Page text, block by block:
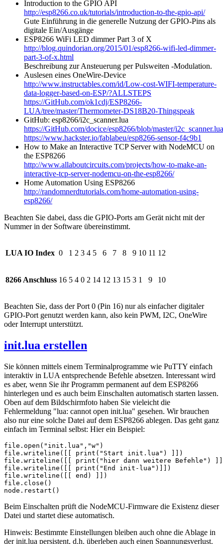
Introduction to the GPIO API
http://esp8266.co.uk/tutorials/introduction-to-the-gpio-api/
Gute Einführung in die generelle Nutzung der GPIO-Pins als
digitale Ein/Ausgänge
ESP8266 WiFi LED dimmer Part 3 of X
http://blog.quindorian.org/2015/01/esp8266-wifi-led-dimmer-
part-3-of-x.html
Beschreibung zur Ansteuerung per Pulsweiten -Modulation.
Auslesen eines OneWire-Device
http://www.instructables.com/id/Low-cost-WIFI-temperature-
data-logger-based-on-ESP/?ALLSTEPS
https://GitHub.com/ok1cdj/ESP8266-
LUA/tree/master/Thermometer-DS18B20-Thingspeak
GitHub: esp8266/i2c_scanner.lua
https://GitHub.com/docice/esp8266/blob/master/i2c_scanner.lua
https://www.hackster.io/fablabeu/esp8266-sensor-f4c9b1
How to Make an Interactive TCP Server with NodeMCU on
the ESP8266
http://www.allaboutcircuits.com/projects/how-to-make-an-
interactive-tcp-server-nodemcu-on-the-esp8266/
Home Automation Using ESP8266
http://randomnerdtutorials.com/home-automation-using-
esp8266/
Beachten Sie dabei, dass die GPIO-Ports am Gerät nicht mit der
Nummer in der Software übereinstimmt.
LUA IO Index 0 1 2 3 4 5 6 7 8 9 10 11 12
8266 Anschluss 16 5 4 0 2 14 12 13 15 3 1 9 10
Beachten Sie, dass der Port 0 (Pin 16) nur als einfacher digitaler
GPIO-Port genutzt werden kann, also kein PWM, I2C, OneWire
oder Interrupt unterstützt.
init.lua erstellen
Sie können mittels einem Terminalprogramme wie PuTTY einfach
interaktiv in LUA entsprechende Befehle absetzen. Interessant wird
es aber, wenn Sie ihr Programm permanent auf dem ESP8266
hinterlegen und es auch beim Einschalten automatisch starten lassen.
Oben auf dem Bildschirmfoto haben Sie vieleicht die
Fehlermeldung "lua: cannot open init.lua" gesehen. Wir brauchen
also nur eine solche Datei auf dem ESP8266 ablegen. Das geht ganz
einfach im Terminal selbst: Hier ein Beispiel:
file.open("init.lua","w")
file.writeline([[ print("Start init.lua") ]])
file.writeline([[ print("hier dann weitere Befehle")
file.writeline([[ print("End init-lua")]])
file.writeline([[ end) ]])
file.close()
node.restart()
Beim Einschalten prüft die NodeMCU-Firmware die Existenz dieser
Datei und startet diese automatisch.
Hinweis: Bestimmte Einstellungen bleiben auch ohne die Ablage in
der init.lua persistent, d.h. überleben auch einen Spannungsverlust.